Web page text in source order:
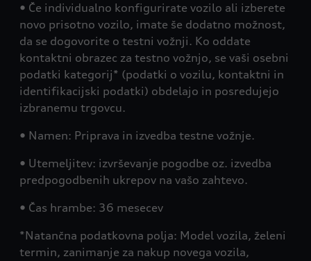
• Če individualno konfigurirate vozilo ali izberete
novo prisotno vozilo, imate še dodatno možnost,
da se dogovorite o testni vožnji. Ko oddate
kontaktni obrazec za testno vožnjo, se vaši osebni
podatki kategorij* (podatki o vozilu, kontaktni in
identifikacijski podatki) obdelajo in posredujejo
izbranemu trgovcu.
• Namen: Priprava in izvedba testne vožnje.
• Utemeljitev: izvrševanje pogodbe oz. izvedba
predpogodbenih ukrepov na vašo zahtevo.
• Čas hrambe: 36 mesecev
*Natančna podatkovna polja: Model vozila, želeni
termin, zanimanje za nakup novega vozila,